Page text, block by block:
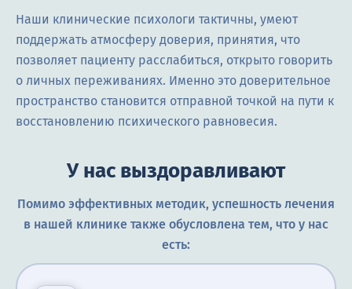
Наши клинические психологи тактичны, умеют
поддержать атмосферу доверия, принятия, что
позволяет пациенту расслабиться, открыто говорить
о личных переживаниях. Именно это доверительное
пространство становится отправной точкой на пути к
восстановлению психического равновесия.
У нас выздоравливают
Помимо эффективных методик, успешность лечения
в нашей клинике также обусловлена тем, что у нас
есть: